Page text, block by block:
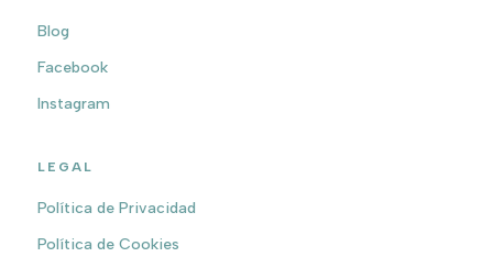
Blog
Facebook
Instagram
LEGAL
Política de Privacidad
Política de Cookies